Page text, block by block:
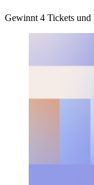
Gewinnt 4 Tickets und